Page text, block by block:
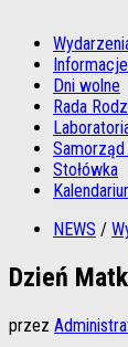
Informacje
Dni wolne
Rada
Stołówka
NEWS /
Dzień
przez